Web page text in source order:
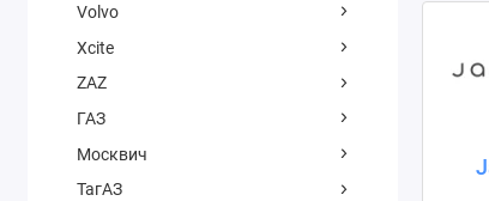
Volvo
Xcite
ZAZ
ГАЗ
Москвич
ТагАЗ